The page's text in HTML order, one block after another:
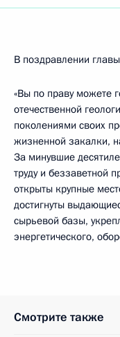
В поздравлении главы
«Вы по праву можете
отечественной
поколениями своих
жизненной закалки,
За минувшие
труду и беззаветной
открыты крупные
достигнуты
сырьевой базы,
энергетического,
Смотрите также